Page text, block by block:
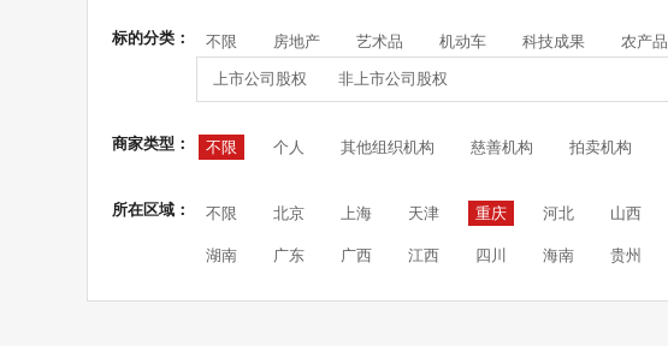
标的分类： 不限 房地产 艺术品 机动车 科技成果 农产品
上市公司股权 非上市公司股权
商家类型： 不限 个人 其他组织机构 慈善机构 拍卖机构
所在区域： 不限 北京 上海 天津 重庆 河北 山西
湖南 广东 广西 江西 四川 海南 贵州